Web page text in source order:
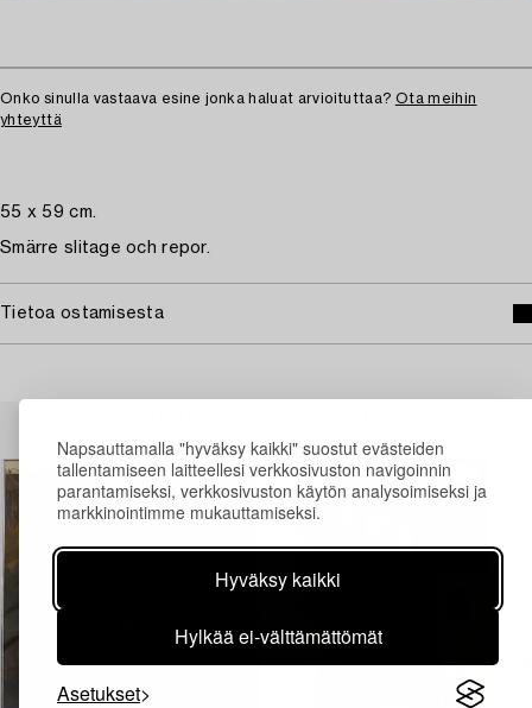
Napsauttamalla "hyväksy kaikki" suostut evästeiden
tallentamiseen laitteellesi verkkosivuston navigoinnin
parantamiseksi, verkkosivuston käytön analysoimiseksi ja
markkinointimme mukauttamiseksi.
Hyväksy kaikki
Hylkää ei-välttämättömät
Asetukset
Onko sinulla vastaava esine jonka haluat arvioituttaa? Ota meihin
yhteyttä
55 x 59 cm.
Smärre slitage och repor.
Tietoa ostamisesta